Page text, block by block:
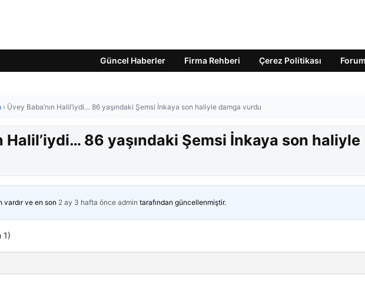
Güncel Haberler Firma Rehberi Çerez Politikası Forum
› Üvey Baba’nın Halil’iydi… 86 yaşındaki Şemsi İnkaya son haliyle damga vurdu
Halil’iydi… 86 yaşındaki Şemsi İnkaya son haliyle
vardır ve en son 2 ay 3 hafta önce admin tarafından güncellenmiştir.
1)